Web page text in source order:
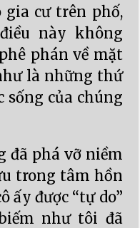
gia cư trên phố,
này không
phán về mặt
là những thứ
của chúng
đã phá vỡ niềm
trong tâm hồn
ấy được “tự do”
như tôi đã